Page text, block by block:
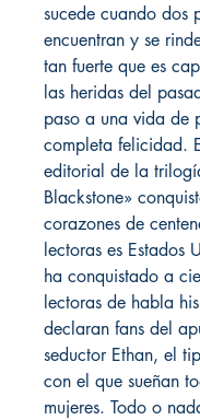
sucede cuando dos
encuentran y se
tan fuerte que es
las heridas del
paso a una vida de
completa felicidad.
editorial de la
Blackstone»
corazones de
lectoras es Estados
ha conquistado a
lectoras de habla
declaran fans del
seductor Ethan, el
con el que sueñan
mujeres. Todo o